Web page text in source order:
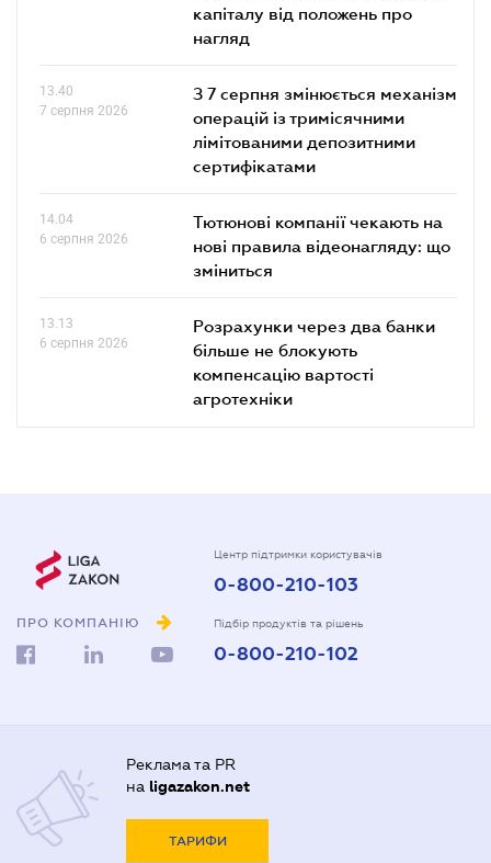
капіталу від положень про
нагляд
13.40
7 серпня 2026
З 7 серпня змінюється механізм
операцій із тримісячними
лімітованими депозитними
сертифікатами
14.04
6 серпня 2026
Тютюнові компанії чекають на
нові правила відеонагляду: що
зміниться
13.13
6 серпня 2026
Розрахунки через два банки
більше не блокують
компенсацію вартості
агротехніки
ПРО КОМПАНІЮ
Центр підтримки користувачів
0-800-210-103
Підбір продуктів та рішень
0-800-210-102
Реклама та PR
на ligazakon.net
ТАРИФИ